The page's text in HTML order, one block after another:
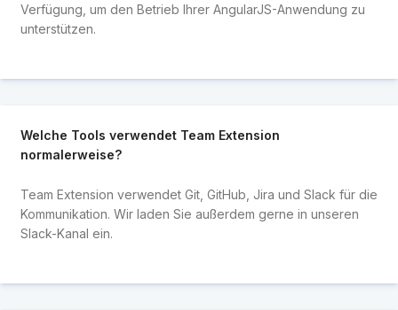
Verfügung, um den Betrieb Ihrer AngularJS-Anwendung zu
unterstützen.
Welche Tools verwendet Team Extension
normalerweise?
Team Extension verwendet Git, GitHub, Jira und Slack für die
Kommunikation. Wir laden Sie außerdem gerne in unseren
Slack-Kanal ein.